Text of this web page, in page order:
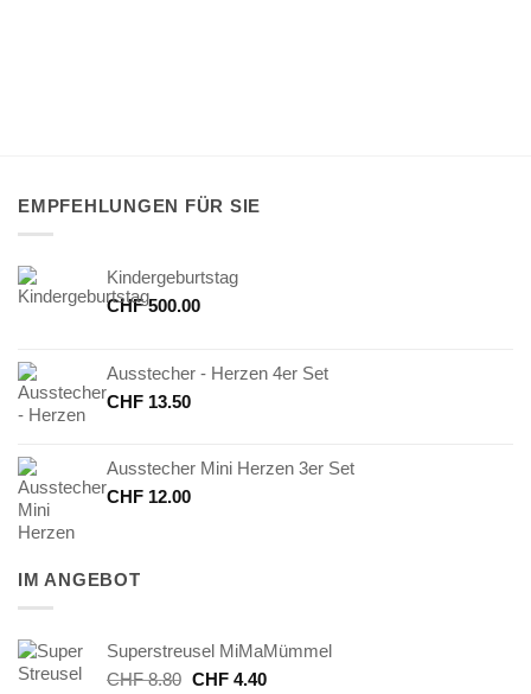
EMPFEHLUNGEN FÜR SIE
Kindergeburtstag
CHF500.00
Ausstecher - Herzen 4er Set
CHF 13.50
Ausstecher Mini Herzen 3er Set
CHF 12.00
IM ANGEBOT
Superstreusel MiMaMümmel
CHF8.80 Ursprünglicher
CHF4.40Aktueller